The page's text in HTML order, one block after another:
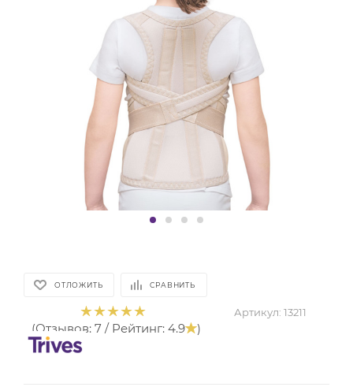
ОТЛОЖИТЬ СРАВНИТЬ
(Отзывов: 7 / Рейтинг: 4.9 )
Артикул: 13211